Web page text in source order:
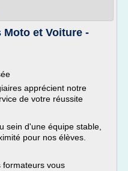
Moto et Voiture -
apprécient notre
de votre réussite
sein d'une équipe stable,
pour nos élèves.
formateurs vous